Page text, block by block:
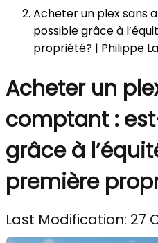
Acheter un plex sans
possible grâce à
propriété? | Philippe
Acheter un
comptant :
grâce à
première
Last Modification: 27